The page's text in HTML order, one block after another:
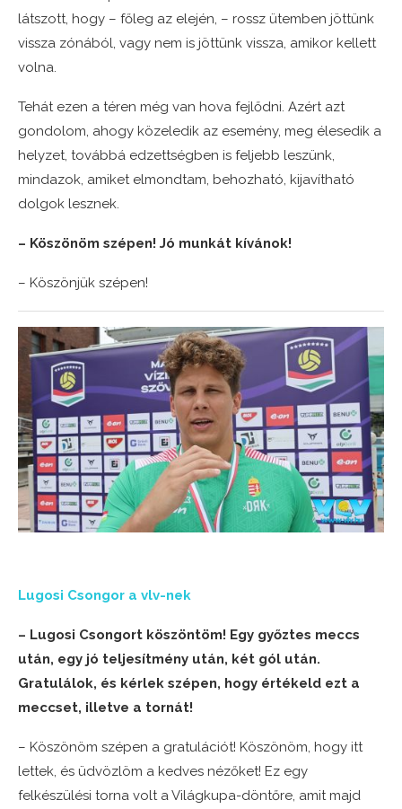
látszott, hogy – főleg az elején, – rossz ütemben jöttünk
vissza zónából, vagy nem is jöttünk vissza, amikor kellett
volna.
Tehát ezen a téren még van hova fejlődni. Azért azt
gondolom, ahogy közeledik az esemény, meg élesedik a
helyzet, továbbá edzettségben is feljebb leszünk,
mindazok, amiket elmondtam, behozható, kijavítható
dolgok lesznek.
– Köszönöm szépen! Jó munkát kívánok!
– Köszönjük szépen!
Lugosi Csongor a vlv-nek
– Lugosi Csongort köszöntöm! Egy győztes meccs
után, egy jó teljesítmény után, két gól után.
Gratulálok, és kérlek szépen, hogy értékeld ezt a
meccset, illetve a tornát!
– Köszönöm szépen a gratulációt! Köszönöm, hogy itt
lettek, és üdvözlöm a kedves nézőket! Ez egy
felkészülési torna volt a Világkupa-döntőre, amit majd